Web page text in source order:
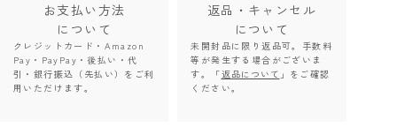
お支払い方法
について
クレジットカード・Amazon
Pay・PayPay・後払い・代
引・銀行振込（先払い）をご利
用いただけます。
返品・キャンセル
について
未開封品に限り返品可。手数料
等が発生する場合がございま
す。「返品について 」をご確認
ください。